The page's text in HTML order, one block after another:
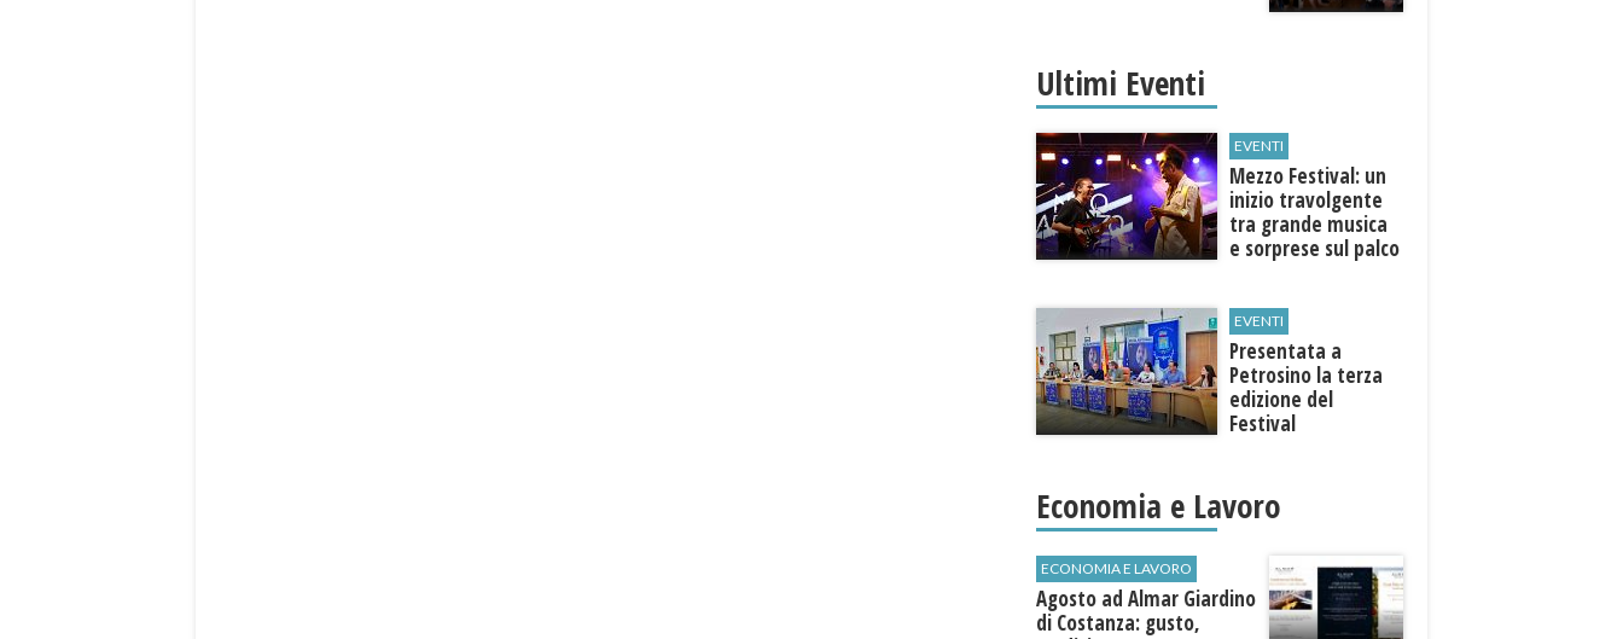
Ultimi Eventi
EVENTI
Mezzo Festival: un
inizio travolgente
tra grande musica
e sorprese sul palco
EVENTI
Presentata a
Petrosino la terza
edizione del
Festival
"Voci dal
Mediterraneo"
Economia e Lavoro
ECONOMIA E LAVORO
Agosto ad Almar Giardino
di Costanza: gusto,